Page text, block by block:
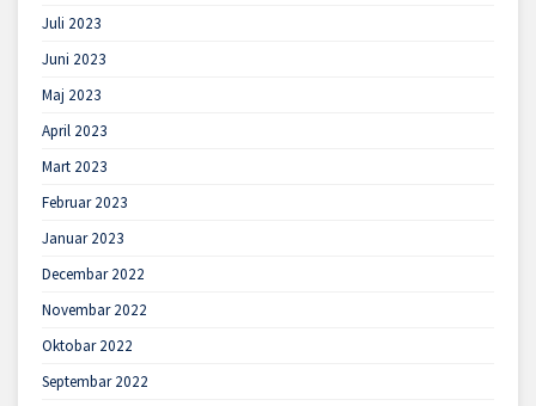
Juli 2023
Juni 2023
Maj 2023
April 2023
Mart 2023
Februar 2023
Januar 2023
Decembar 2022
Novembar 2022
Oktobar 2022
Septembar 2022